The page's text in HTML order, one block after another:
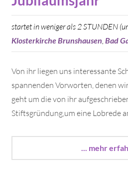
startet in weniger als 2 STUNDEN
Klosterkirche Brunshausen, Bad
Von ihr liegen uns interessante
spannenden Vorworten, denen
geht um die von ihr
Stiftsgründung,um eine Lobrede
... mehr